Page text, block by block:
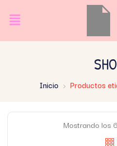
Inicio Productos
Mostrando los